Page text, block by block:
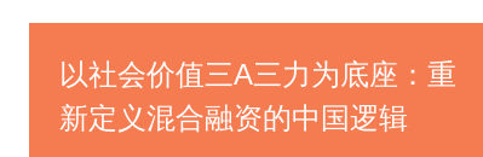
以社会价值三A三力为底座：重
新定义混合融资的中国逻辑